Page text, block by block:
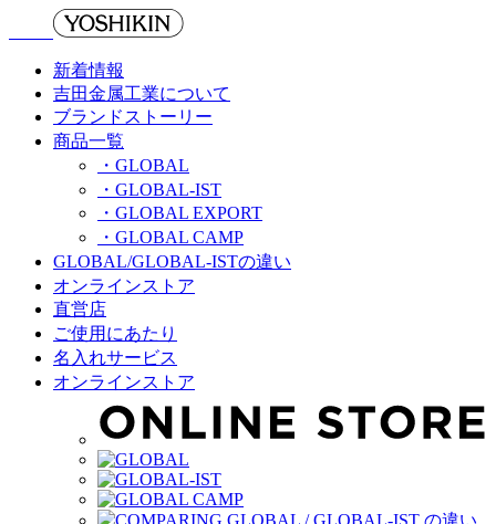
新着情報
吉田金属工業について
ブランドストーリー
商品一覧
・GLOBAL
・GLOBAL-IST
・GLOBAL EXPORT
・GLOBAL CAMP
GLOBAL/GLOBAL-ISTの違い
オンラインストア
直営店
ご使用にあたり
名入れサービス
オンラインストア